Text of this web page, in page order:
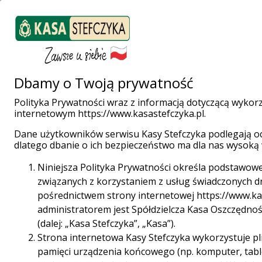
Weź pożyczkę
Załóż konto
Strona główna
Aktualności
Dbamy o Twoją prywatność
Polityka Prywatności wraz z informacją dotyczącą
internetowym https://www.kasastefczyka.pl.
Dane użytkowników serwisu Kasy Stefczyka podlegają
dlatego dbanie o ich bezpieczeństwo ma dla nas
Niniejsza Polityka Prywatności określa
związanych z korzystaniem z usług świadczonych
pośrednictwem strony internetowej https://
administratorem jest Spółdzielcza Kasa
(dalej: „Kasa Stefczyka”, „Kasa”).
Strona internetowa Kasy Stefczyka wykorzystuje
pamięci urządzenia końcowego (np. komputer,